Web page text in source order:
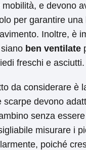
e devono
per garantire una
Inoltre, è
ben ventilate
freschi e asciutti.
da considerare è
scarpe devono
senza
misurare i
poiché